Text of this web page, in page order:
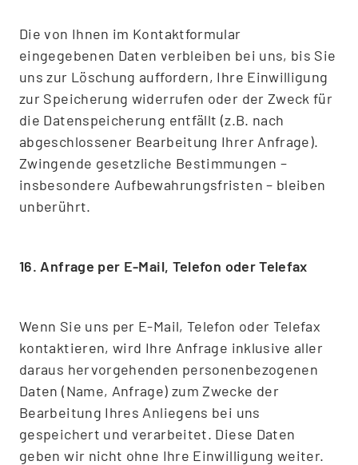
Die von Ihnen im Kontaktformular
eingegebenen Daten verbleiben bei uns, bis Sie
uns zur Löschung auffordern, Ihre Einwilligung
zur Speicherung widerrufen oder der Zweck für
die Datenspeicherung entfällt (z.B. nach
abgeschlossener Bearbeitung Ihrer Anfrage).
Zwingende gesetzliche Bestimmungen –
insbesondere Aufbewahrungsfristen – bleiben
unberührt.
16. Anfrage per E-Mail, Telefon oder Telefax
Wenn Sie uns per E-Mail, Telefon oder Telefax
kontaktieren, wird Ihre Anfrage inklusive aller
daraus hervorgehenden personenbezogenen
Daten (Name, Anfrage) zum Zwecke der
Bearbeitung Ihres Anliegens bei uns
gespeichert und verarbeitet. Diese Daten
geben wir nicht ohne Ihre Einwilligung weiter.